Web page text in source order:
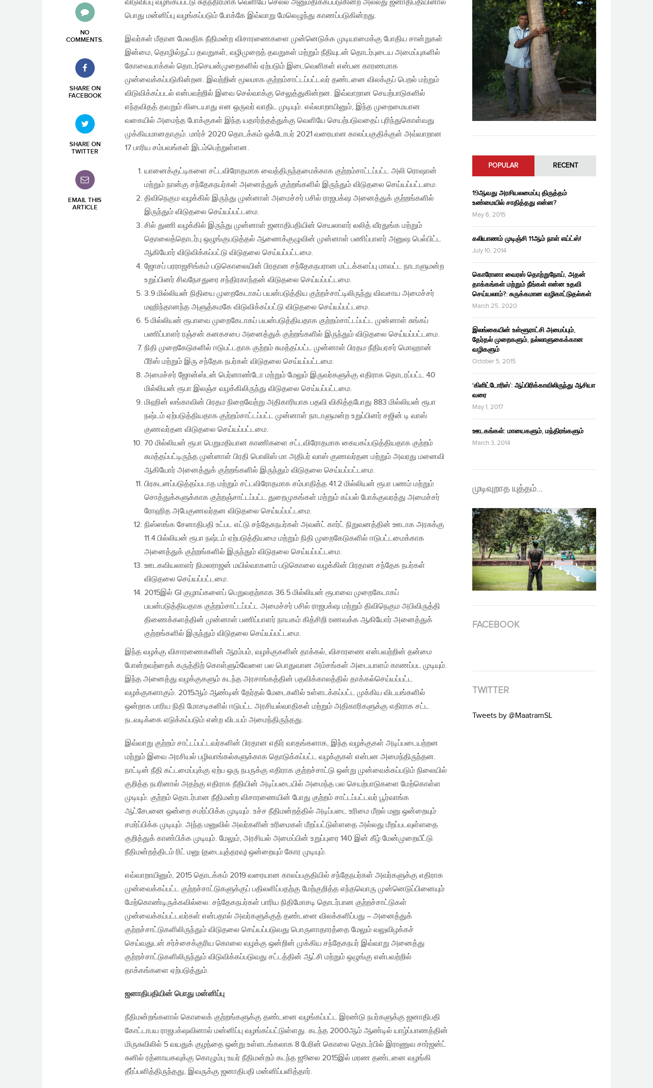
NO
COMMENTS.
SHARE ON
FACEBOOK
SHARE ON
TWITTER
EMAIL THIS
ARTICLE
விடுவிப்பு வழங்கப்பட்டு சுதந்திரமாக வெளியே செல்ல அனுமதிக்கப்படுகின்ற அல்லது ஜனாதிபதியினால்
பொது மன்னிப்பு வழங்கப்படும் போக்கே இவ்வாறு மேலெழுந்து காணப்படுகின்றது.
இவர்கள் மீதான மேலதிக நீதிமன்ற விசாரணைகளை முன்னெடுக்க முடியாமைக்கு போதிய சான்றுகள்
இன்மை, தொழில்நுட்ப தவறுகள், வழிமுறைத் தவறுகள் மற்றும் நீதியுடன் தொடர்புடைய அமைப்புகளில்
கோவையாக்கல் தொடர்செயன்முறைகளில் ஏற்படும் இடைவெளிகள் என்பன காரணமாக
முன்வைக்கப்படுகின்றன. இவற்றின் மூலமாக குற்றம்சாட்டப்பட்டவர் தண்டனை விலக்குப் பெறல் மற்றும்
விடுவிக்கப்படல் என்பவற்றில் இவை செல்வாக்கு செலுத்துகின்றன. இவ்வாறான செயற்பாடுகளில்
எந்தவிதத் தவறும் கிடையாது என ஒருவர் வாதிட முடியும். எவ்வாறாயினும், இந்த முறைமையான
வகையில் அமைந்த போக்குகள் இந்த யதார்த்தத்துக்கு வெளியே செயற்படுவதைப் புரிந்துகொள்வது
முக்கியமானதாகும். மார்ச் 2020 தொடக்கம் ஒக்டோபர் 2021 வரையான காலப்பகுதிக்குள் அவ்வாறான
17 பாரிய சம்பவங்கள் இடம்பெற்றுள்ளன.
யானைக்குட்டிகளை சட்டவிரோதமாக வைத்திருந்தமைக்காக குற்றம்சாட்டப்பட்ட அலி ரொஷான்
மற்றும் நான்கு சந்தேகநபர்கள் அனைத்துக் குற்றங்களில் இருந்தும் விடுதலை செய்யப்பட்டமை.
திவிநெகும வழக்கில் இருந்து முன்னாள் அமைச்சர் பசில் ராஜபக்‌ஷ அனைத்துக் குற்றங்களில்
இருந்தும் விடுதலை செய்யப்பட்டமை.
சில் துணி வழக்கில் இருந்து முன்னாள் ஜனாதிபதியின் செயலாளர் லலித் வீரதுங்க மற்றும்
தொலைத்தொடர்பு ஒழுங்குபடுத்தல் ஆணைக்குழுவின் முன்னாள் பணிப்பாளர் அனுஷ பெல்பிட்ட
ஆகியோர் விடுவிக்கப்பட்டு விடுதலை செய்யப்பட்டமை.
ஜோசப் பரராஜசிங்கம் படுகொலையின் பிரதான சந்தேகநபரான மட்டக்களப்பு மாவட்ட நாடாளுமன்ற
உறுப்பினர் சிவநேசதுரை சந்திரகாந்தன் விடுதலை செய்யப்பட்டமை.
3.9 மில்லியன் நிதியை முறைகேடாகப் பயன்படுத்திய குற்றச்சாட்டிலிருந்து விவசாய அமைச்சர்
மஹிந்தானந்த அளுத்கமகே விடுவிக்கப்பட்டு விடுதலை செய்யப்பட்டமை.
5 மில்லியன் ரூபாவை முறைகேடாகப் பயன்படுத்தியதாக குற்றம்சாட்டப்பட்ட முன்னாள் சுங்கப்
பணிப்பாளர் ரஞ்சன் கனகசபை அனைத்துக் குற்றங்களில் இருந்தும் விடுதலை செய்யப்பட்டமை.
நிதி முறைகேடுகளில் ஈடுபட்டதாக குற்றம் சுமத்தப்பட்ட முன்னாள் பிரதம நீதியரசர் மொஹான்
பீரிஸ் மற்றும் இரு சந்தேக நபர்கள் விடுதலை செய்யப்பட்டமை.
அமைச்சர் ஜோன்ஸ்டன் பெர்னாண்டோ மற்றும் மேலும் இருவர்களுக்கு எதிராக தொடரப்பட்ட 40
மில்லியன் ரூபா இலஞ்ச வழக்கிலிருந்து விடுதலை செய்யப்பட்டமை.
மிஹின் லங்காவின் பிரதம நிறைவேற்று அதிகாரியாக பதவி விகித்தபோது 883 மில்லியன் ரூபா
நஷ்டம் ஏற்படுத்தியதாக குற்றம்சாட்டப்பட்ட முன்னாள் நாடாளுமன்ற உறுப்பினர் சஜின் டி வாஸ்
குணவர்தன விடுதலை செய்யப்பட்டமை.
70 மில்லியன் ரூபா பெறுமதியான காணிகளை சட்டவிரோதமாக கையகப்படுத்தியதாக குற்றம்
சுமத்தப்பட்டிருந்த முன்னாள் பிரதி பொலிஸ் மா அதிபர் வாஸ் குணவர்தன மற்றும் அவரது மனைவி
ஆகியோர் அனைத்துக் குற்றங்களில் இருந்தும் விடுதலை செய்யப்பட்டமை.
பிரகடனப்படுத்தப்படாத மற்றும் சட்டவிரோதமாக சம்பாதித்த 41.2 மில்லியன் ரூபா பணம் மற்றும்
சொத்துக்களுக்காக குற்றஞ்சாட்டப்பட்ட துறைமுகங்கள் மற்றும் கப்பல் போக்குவரத்து அமைச்சர்
ரோஹித அபேகுணவர்தன விடுதலை செய்யப்பட்டமை.
நிஸ்ஸங்க சேனாதிபதி உட்பட எட்டு சந்தேகநபர்கள் அவன்ட் கார்ட் நிறுவனத்தின் ஊடாக அரசுக்கு
11.4 பில்லியன் ரூபா நஷ்டம் ஏற்படுத்தியமை மற்றும் நிதி முறைகேடுகளில் ஈடுபட்டமைக்காக
அனைத்துக் குற்றங்களில் இருந்தும் விடுதலை செய்யப்பட்டமை.
ஊடகவியலாளர் நிமலராஜன் மயில்வாகனம் படுகொலை வழக்கின் பிரதான சந்தேக நபர்கள்
விடுதலை செய்யப்பட்டமை.
2015இல் GI குழாய்களைப் பெறுவதற்காக 36.5 மில்லியன் ரூபாவை முறைகேடாகப்
பயன்படுத்தியதாக குற்றம்சாட்டப்பட்ட அமைச்சர் பசில் ராஜபக்‌ஷ மற்றும் திவிநெகும அபிவிருத்தி
திணைக்களத்தின் முன்னாள் பணிப்பாளர் நாயகம் கித்சிறி ரணவக்க ஆகியோர் அனைத்துக்
குற்றங்களில் இருந்தும் விடுதலை செய்யப்பட்டமை.
இந்த வழக்கு விசாரணைகளின் ஆரம்பம், வழக்குகளின் தாக்கல், விசாரணை என்பவற்றின் தன்மை
போன்றவற்றைக் கருத்திற் கொள்ளும்வேளை பல பொதுவான அம்சங்கள் அடையாளம் காணப்பட முடியும்.
இந்த அனைத்து வழக்குகளும் கடந்த அரசாங்கத்தின் பதவிக்காலத்தில் தாக்கல்செய்யப்பட்ட
வழக்குகளாகும். 2015ஆம் ஆண்டின் தேர்தல் மேடைகளில் உள்ளடக்கப்பட்ட முக்கிய விடயங்களில்
ஒன்றாக பாரிய நிதி மோசடிகளில் ஈடுபட்ட அரசியல்வாதிகள் மற்றும் அதிகாரிகளுக்கு எதிராக சட்ட
நடவடிக்கை எடுக்கப்படும் என்ற விடயம் அமைந்திருந்தது.
இவ்வாறு குற்றம் சாட்டப்பட்டவர்களின் பிரதான எதிர் வாதங்களாக, இந்த வழக்குகள் அடிப்படையற்றன
மற்றும் இவை அரசியல் பழிவாங்கல்களுக்காக தொடுக்கப்பட்ட வழக்குகள் என்பன அமைந்திருந்தன.
நாட்டின் நீதி கட்டமைப்புக்கு ஏற்ப ஒரு நபருக்கு எதிராக குற்றச்சாட்டு ஒன்று முன்வைக்கப்படும் நிலையில்
குறித்த நபரினால் அதற்கு எதிராக நீதியின் அடிப்படையில் அமைந்த பல செயற்பாடுகளை மேற்கொள்ள
முடியும். குற்றம் தொடர்பான நீதிமன்ற விசாரணையின் போது குற்றம் சாட்டப்பட்டவர் பூர்வாங்க
ஆட்சேபனை ஒன்றை சமர்ப்பிக்க முடியும். உச்ச நீதிமன்றத்தில் அடிப்படை உரிமை மீறல் மனு ஒன்றையும்
சமர்ப்பிக்க முடியும். அந்த மனுவில் அவர்களின் உரிமைகள் மீறப்பட்டுள்ளதை அல்லது மீறப்படவுள்ளதை
குறித்துக் காண்பிக்க முடியும். மேலும், அரசியல் அமைப்பின் உறுப்புரை 140 இன் கீழ் மேன்முறையீட்டு
நீதிமன்றத்திடம் ரிட் மனு (தடையுத்தரவு) ஒன்றையும் கோர முடியும்.
எவ்வாறாயினும், 2015 தொடக்கம் 2019 வரையான காலப்பகுதியில் சந்தேநபர்கள் அவர்களுக்கு எதிராக
முன்வைக்கப்பட்ட குற்றச்சாட்டுகளுக்குப் பதிலளிப்பதற்கு மேற்குறித்த எந்தவொரு முன்னெடுப்பினையும்
மேற்கொண்டிருக்கவில்லை. சந்தேகநபர்கள் பாரிய நிதிமோசடி தொடர்பான குற்றச்சாட்டுகள்
முன்வைக்கப்பட்டவர்கள் என்பதால் அவர்களுக்குத் தண்டனை விலக்களிப்பது – அனைத்துக்
குற்றச்சாட்டுகளிலிருந்தும் விடுதலை செய்யப்படுவது பொருளாதாரத்தை மேலும் வலுவிழக்கச்
செய்வதுடன் சர்ச்சைக்குரிய கொலை வழக்கு ஒன்றின் முக்கிய சந்தேகநபர் இவ்வாறு அனைத்து
குற்றச்சாட்டுகளிலிருந்தும் விடுவிக்கப்படுவது சட்டத்தின் ஆட்சி மற்றும் ஒழுங்கு என்பவற்றில்
தாக்கங்களை ஏற்படுத்தும்.
ஜனாதிபதியின் பொது மன்னிப்பு
நீதிமன்றங்களால் கொலைக் குற்றங்களுக்கு தண்டனை வழங்கப்பட்ட இரண்டு நபர்களுக்கு ஜனாதிபதி
கோட்டாபய ராஜபக்‌ஷவினால் மன்னிப்பு வழங்கப்பட்டுள்ளது. கடந்த 2000ஆம் ஆண்டில் யாழ்ப்பாணத்தின்
மிருசுவிலில் 5 வயதுக் குழந்தை ஒன்று உள்ளடங்கலாக 8 பேரின் கொலை தொடர்பில் இராணுவ சார்ஜன்ட்
சுனில் ரத்னாயகவுக்கு கொழும்பு உயர் நீதிமன்றம் கடந்த ஜூலை 2015இல் மரண தண்டனை வழங்கி
தீர்ப்பளித்திருந்தது, இவருக்கு ஜனாதிபதி மன்னிப்பளித்தார்.
POPULAR RECENT
19ஆவது அரசியலமைப்பு திருத்தம்
உண்மையில் சாதித்தது என்ன?
May 6, 2015
கலியாணம் முடிஞ்சி 11ஆம் நாள் எய்ட்ஸ்!
July 10, 2014
கொரோனா வைரஸ் தொற்றுநோய், அதன்
தாக்கங்கள் மற்றும் நீங்கள் என்ன உதவி
செய்யலாம்?: சுருக்கமான வழிகாட்டுதல்கள்
March 25, 2020
இலங்கையின் உள்ளூராட்சி அமைப்பும்,
தேர்தல் முறைகளும், நல்லாளுகைக்கான
வழிகளும்
October 5, 2015
‘கிளிட்டோரிஸ்’: ஆப்பிரிக்காவிலிருந்து ஆசியா
வரை
May 1, 2017
ஊடகங்கள்: மாயைகளும், மந்திரங்களும்
March 3, 2014
முடிவுறாத யுத்தம்…
FACEBOOK
TWITTER
Tweets by @MaatramSL